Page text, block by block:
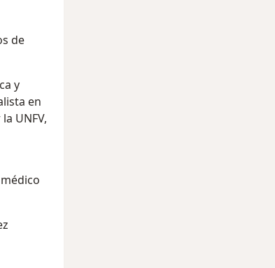
de
y
en
UNFV,